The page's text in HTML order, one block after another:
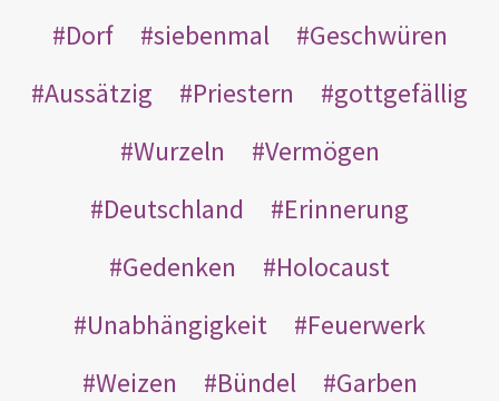
Dorf
siebenmal
Geschwüren
Aussätzig
Priestern
gottgefällig
Wurzeln
Vermögen
Deutschland
Erinnerung
Gedenken
Holocaust
Unabhängigkeit
Feuerwerk
Weizen
Bündel
Garben